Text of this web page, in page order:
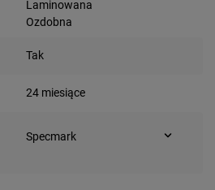
Laminowana
Ozdobna
Tak
24 miesiące
Specmark